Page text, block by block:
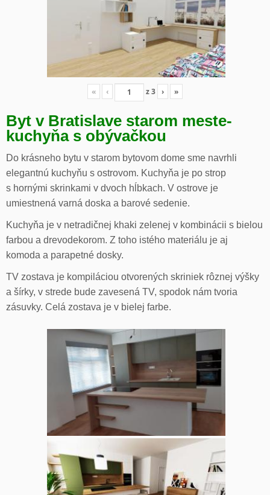
« ‹ z3 › »
Byt v Bratislave starom meste-
kuchyňa s obývačkou
Do krásneho bytu v starom bytovom dome sme navrhli
elegantnú kuchyňu s ostrovom. Kuchyňa je po strop
s hornými skrinkami v dvoch hĺbkach. V ostrove je
umiestnená varná doska a barové sedenie.
Kuchyňa je v netradičnej khaki zelenej v kombinácii s bielou
farbou a drevodekorom. Z toho istého materiálu je aj
komoda a parapetné dosky.
TV zostava je kompiláciou otvorených skriniek rôznej výšky
a šírky, v strede bude zavesená TV, spodok nám tvoria
zásuvky. Celá zostava je v bielej farbe.